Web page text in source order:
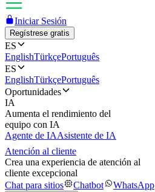
Iniciar Sesión
Regístrese gratis
ES
EnglishTürkçePortuguês
ES
EnglishTürkçePortuguês
Oportunidades
IA
Aumenta el rendimiento del
equipo con IA
Agente de IAAsistente de IA
Atención al cliente
Crea una experiencia de atención al
cliente excepcional
Chat para sitios
Chatbot WhatsApp